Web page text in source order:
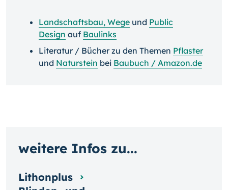
Landschaftsbau, Wege und Public
Design auf Baulinks
Literatur / Bücher zu den Themen Pflaster
und Naturstein bei Baubuch / Amazon.de
weitere Infos zu...
Lithonplus